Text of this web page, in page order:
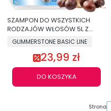
SZAMPON DO WSZYSTKICH
RODZAJÓW WŁOSÓW 5L Z
KASZTANOWCEM WITAMINAMI
A,E,F,B5
GLIMMERSTONE BASIC LINE
23,99 zł
DO KOSZYKA
Strona